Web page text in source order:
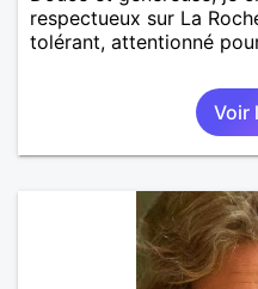
respectueux sur La
tolérant, attentionné
Voir